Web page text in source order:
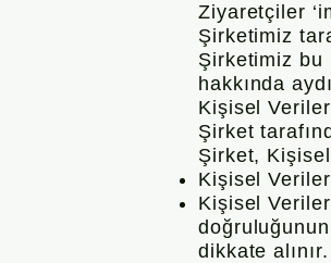
Ziyaretçiler
Şirketimiz
Şirketimiz bu
hakkında
Kişisel
Şirket
Şirket,
Kişisel
Kişisel
dikkate alınır.